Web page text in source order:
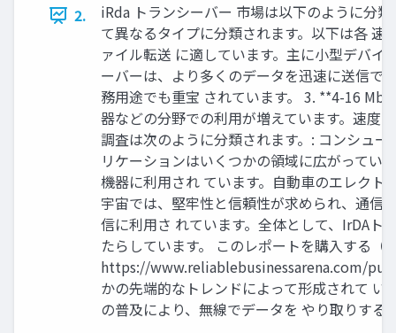
2.
iRda トランシーバー 市場は以下のように分
て異なるタイプに分類されます。以下は各
ァイル転送 に適しています。主に小型デバ
ーバーは、より多くのデータを迅速に送信で
務用途でも重宝 されています。 3. **4-16
器などの分野での利用が増えています。速度
調査は次のように分類されます。: コンシュ
リケーションはいくつかの領域に広がってい
機器に利用され ています。自動車のエレク
宇宙では、堅牢性と信頼性が求められ、通信
信に利用さ れています。全体として、IrDA
たらしています。 このレポートを購入する
https://www.reliablebusinessarena.com/
かの先端的なトレンドによって形成されて
の普及により、無線でデータを やり取りする